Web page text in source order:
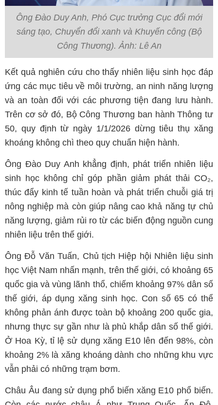
Ông Đào Duy Anh, Phó Cục trưởng Cục đổi mới
sáng tạo, Chuyển đổi xanh và Khuyến công (Bộ
Công Thương). Ảnh: Lê An
Kết quả nghiên cứu cho thấy nhiên liệu sinh học đáp
ứng các mục tiêu về môi trường, an ninh năng lượng
và an toàn đối với các phương tiện đang lưu hành.
Trên cơ sở đó, Bộ Công Thương ban hành Thông tư
50, quy định từ ngày 1/1/2026 dừng tiêu thụ xăng
khoáng không chì theo quy chuẩn hiện hành.
Ông Đào Duy Anh khẳng định, phát triển nhiên liệu
sinh học không chỉ góp phần giảm phát thải CO₂,
thúc đẩy kinh tế tuần hoàn và phát triển chuỗi giá trị
nông nghiệp mà còn giúp nâng cao khả năng tự chủ
năng lượng, giảm rủi ro từ các biến động nguồn cung
nhiên liệu trên thế giới.
Ông Đỗ Văn Tuấn, Chủ tịch Hiệp hội Nhiên liệu sinh
học Việt Nam nhấn mạnh, trên thế giới, có khoảng 65
quốc gia và vùng lãnh thổ, chiếm khoảng 97% dân số
thế giới, áp dụng xăng sinh học. Con số 65 có thể
không phản ánh được toàn bộ khoảng 200 quốc gia,
nhưng thực sự gần như là phủ khắp dân số thế giới.
Ở Hoa Kỳ, tỉ lệ sử dụng xăng E10 lên đến 98%, còn
khoảng 2% là xăng khoáng dành cho những khu vực
vẫn phải có những trạm bơm.
Châu Âu đang sử dụng phổ biến xăng E10 phổ biến.